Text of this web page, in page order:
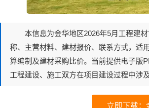
本信息为金华地区2026年5月工程建
称、 主营材料、 建材报价、联系方式，适
算编制及建材采购比价。当前提供电子版
工程建设、施工双方在项目建设过程中涉
立即下载：